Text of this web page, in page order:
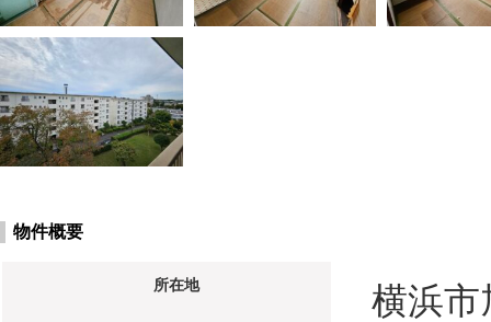
物件概要
所在地 横浜市